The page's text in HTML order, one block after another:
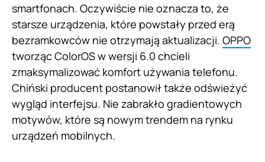
smartfonach. Oczywiście nie oznacza to, że
starsze urządzenia, które powstały przed erą
bezramkowców nie otrzymają aktualizacji. OPPO
tworząc ColorOS w wersji 6.0 chcieli
zmaksymalizować komfort używania telefonu.
Chiński producent postanowił także odświeżyć
wygląd interfejsu. Nie zabrakło gradientowych
motywów, które są nowym trendem na rynku
urządzeń mobilnych.